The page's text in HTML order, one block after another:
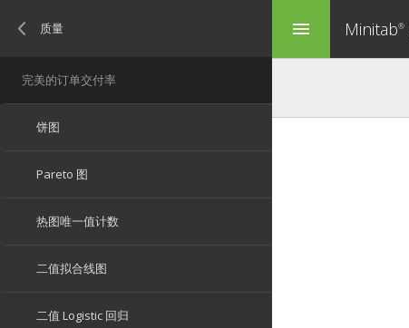
menu Minitab®